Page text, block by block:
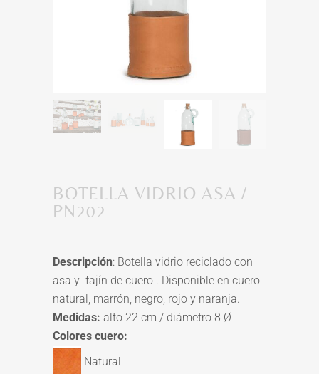
BOTELLA VIDRIO ASA /
PN202
Descripción: Botella vidrio reciclado con
asa y fajín de cuero . Disponible en cuero
natural, marrón, negro, rojo y naranja.
Medidas: alto 22 cm / diámetro 8 Ø
Colores cuero:
Natural